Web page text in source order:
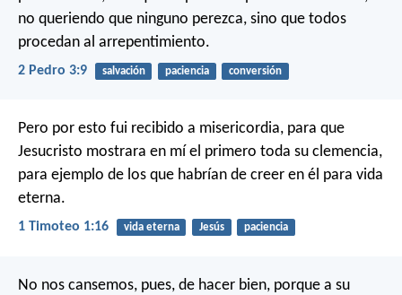
no queriendo que ninguno perezca, sino que todos
procedan al arrepentimiento.
2 Pedro 3:9 salvación paciencia conversión
Pero por esto fui recibido a misericordia, para que
Jesucristo mostrara en mí el primero toda su clemencia,
para ejemplo de los que habrían de creer en él para vida
eterna.
1 Timoteo 1:16 vida eterna Jesús paciencia
No nos cansemos, pues, de hacer bien, porque a su